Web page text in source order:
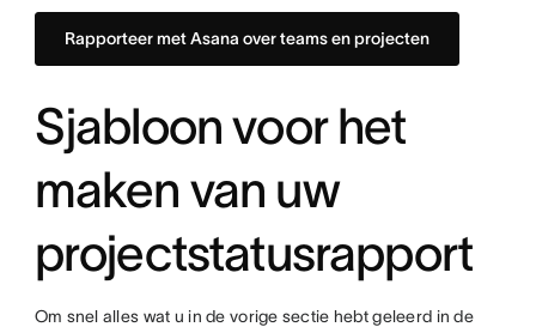
Rapporteer met Asana over teams en projecten
Sjabloon voor het
maken van uw
projectstatusrapport
Om snel alles wat u in de vorige sectie hebt geleerd in de